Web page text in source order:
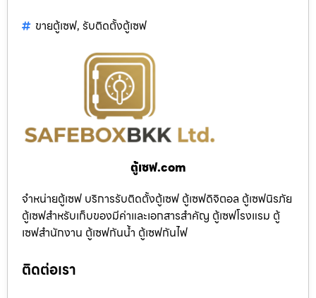
ขายตู้เซฟ, รับติดตั้งตู้เซฟ
ตู้เซฟ.com
จำหน่ายตู้เซฟ บริการรับติดตั้งตู้เซฟ ตู้เซฟดิจิตอล ตู้เซฟนิรภัย
ตู้เซฟสำหรับเก็บของมีค่าและเอกสารสำคัญ ตู้เซฟโรงแรม ตู้
เซฟสำนักงาน ตู้เซฟกันน้ำ ตู้เซฟกันไฟ
ติดต่อเรา